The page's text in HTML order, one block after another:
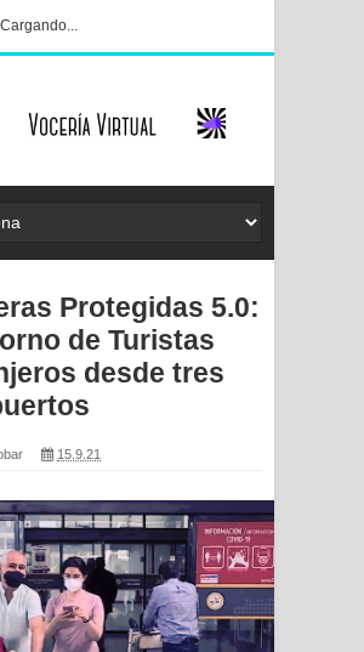
Cargando...
Protegidas 5.0:
de Turistas
desde tres
15.9.21